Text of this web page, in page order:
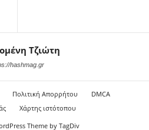
Τζιώτη
hashmag.gr
Πολιτική Απορρήτου
DMCA
Χάρτης ιστότοπου
Theme by TagDiv